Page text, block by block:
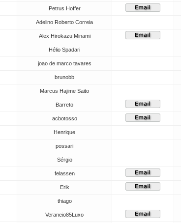
Petrus Hoffer
Adelino Roberto Correia
Alex Hirokazu Minami
Hélio Spadari
joao de marco tavares
brunobb
Marcus Hajime Saito
Barreto
acbotosso
Henrique
possari
Sérgio
felassen
Erik
thiago
Veraneio85Luxo